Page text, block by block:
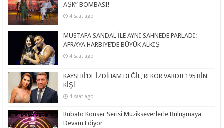
AŞK” BOMBASI!
4 saat ago
MUSTAFA SANDAL İLE AYNI SAHNEDE PARLADI:
AFRA’YA HARBİYE’DE BÜYÜK ALKIŞ
4 saat ago
KAYSERİ’DE İZDİHAM DEĞİL, REKOR VARDI! 195 BİN
KİŞİ
4 saat ago
Rubato Konser Serisi Müzikseverlerle Buluşmaya
Devam Ediyor